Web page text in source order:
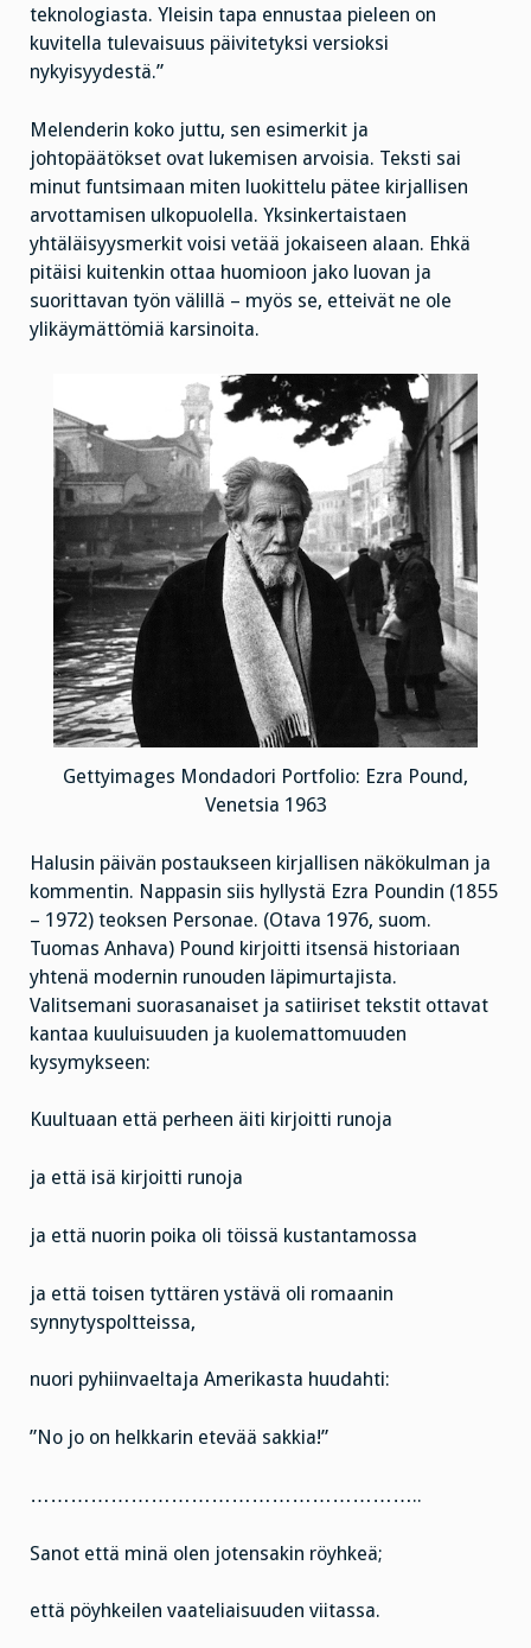
teknologiasta. Yleisin tapa ennustaa pieleen on
kuvitella tulevaisuus päivitetyksi versioksi
nykyisyydestä.”
Melenderin koko juttu, sen esimerkit ja
johtopäätökset ovat lukemisen arvoisia. Teksti sai
minut funtsimaan miten luokittelu pätee kirjallisen
arvottamisen ulkopuolella. Yksinkertaistaen
yhtäläisyysmerkit voisi vetää jokaiseen alaan. Ehkä
pitäisi kuitenkin ottaa huomioon jako luovan ja
suorittavan työn välillä – myös se, etteivät ne ole
ylikäymättömiä karsinoita.
Gettyimages Mondadori Portfolio: Ezra Pound,
Venetsia 1963
Halusin päivän postaukseen kirjallisen näkökulman ja
kommentin. Nappasin siis hyllystä Ezra Poundin (1855
– 1972) teoksen Personae. (Otava 1976, suom.
Tuomas Anhava) Pound kirjoitti itsensä historiaan
yhtenä modernin runouden läpimurtajista.
Valitsemani suorasanaiset ja satiiriset tekstit ottavat
kantaa kuuluisuuden ja kuolemattomuuden
kysymykseen:
Kuultuaan että perheen äiti kirjoitti runoja
ja että isä kirjoitti runoja
ja että nuorin poika oli töissä kustantamossa
ja että toisen tyttären ystävä oli romaanin
synnytyspoltteissa,
nuori pyhiinvaeltaja Amerikasta huudahti:
”No jo on helkkarin etevää sakkia!”
…………………………………………………..
Sanot että minä olen jotensakin röyhkeä;
että pöyhkeilen vaateliaisuuden viitassa.